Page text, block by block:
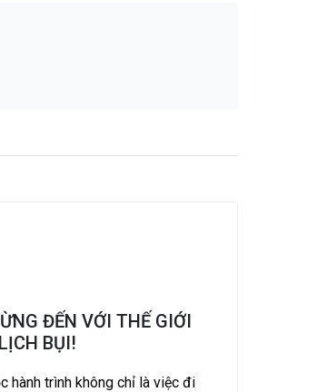
ĐẾN VỚI THẾ GIỚI
BỤI!
hành trình không chỉ là việc đi